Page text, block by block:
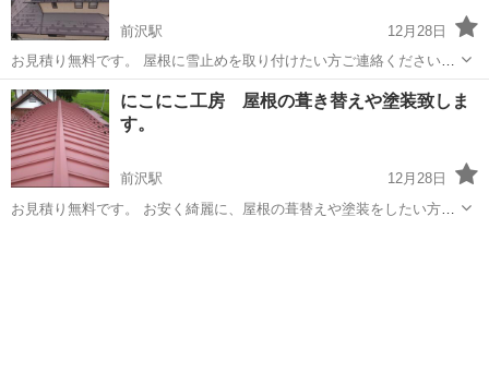
前沢駅
12月28日
お見積り無料です。 屋根に雪止めを取り付けたい方ご連絡ください。
まずは、お見積りに伺います。
岩手 奥州市 前沢駅 リフォーム 無料
にこにこ工房 屋根の葺き替えや塗装致しま
す。
前沢駅
12月28日
お見積り無料です。 お安く綺麗に、屋根の葺替えや塗装をしたい方ご